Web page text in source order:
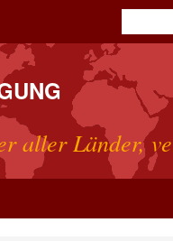
aller Länder,